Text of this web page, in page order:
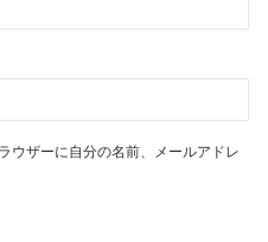
ウザーに自分の名前、メールアドレ